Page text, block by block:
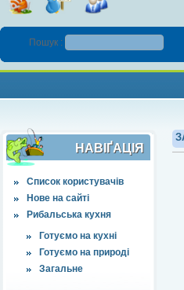
Пошук :
НАВІҐАЦІЯ
Список користувачів
Нове на сайті
Рибальська кухня
Готуємо на кухні
Готуємо на природі
Загальне